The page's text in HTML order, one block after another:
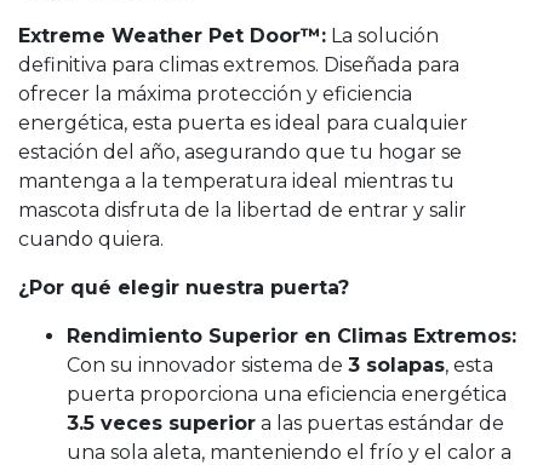
Extreme Weather Pet Door™: La solución
definitiva para climas extremos. Diseñada para
ofrecer la máxima protección y eficiencia
energética, esta puerta es ideal para cualquier
estación del año, asegurando que tu hogar se
mantenga a la temperatura ideal mientras tu
mascota disfruta de la libertad de entrar y salir
cuando quiera.
¿Por qué elegir nuestra puerta?
Rendimiento Superior en Climas Extremos:
Con su innovador sistema de 3 solapas, esta
puerta proporciona una eficiencia energética
3.5 veces superior a las puertas estándar de
una sola aleta, manteniendo el frío y el calor a